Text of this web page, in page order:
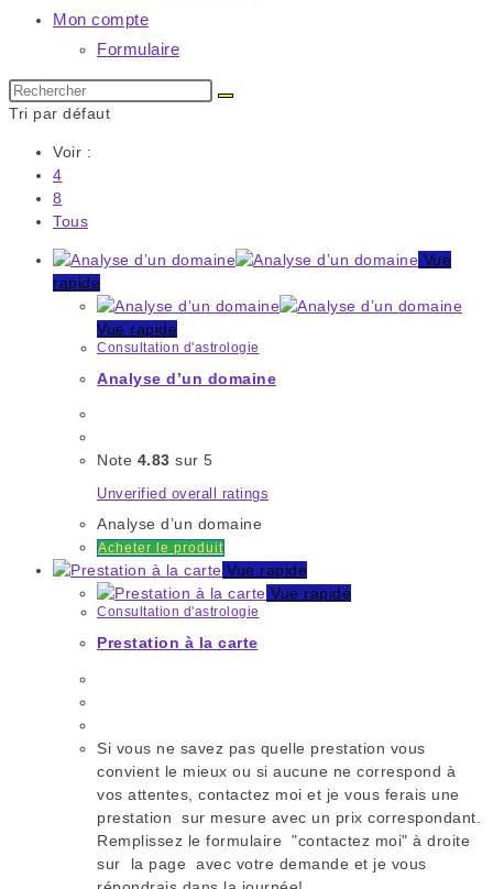
Mon compte
Formulaire
Rechercher
sur
Tri par défaut
Voir :
4
8
Tous
Vue
rapide
Vue rapide
Consultation d'astrologie
Analyse d’un domaine
Note 4.83 sur 5
Unverified overall ratings
Analyse d’un domaine
Acheter le produit
Vue rapide
Vue rapide
Consultation d'astrologie
Prestation à la carte
Si vous ne savez pas quelle prestation vous
convient le mieux ou si aucune ne correspond à
vos attentes, contactez moi et je vous ferais une
prestation sur mesure avec un prix correspondant.
Remplissez le formulaire "contactez moi" à droite
sur la page avec votre demande et je vous